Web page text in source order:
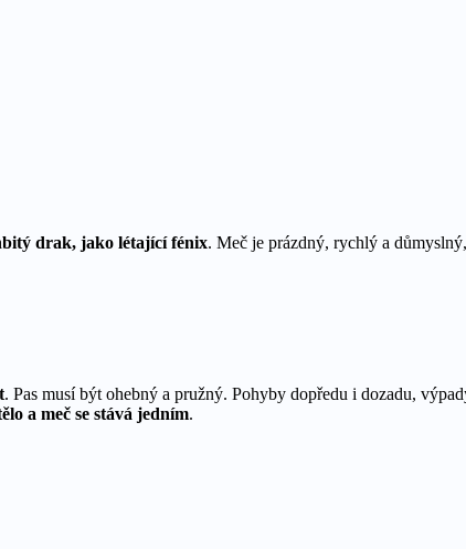
drak, jako létající fénix. Meč je prázdný, rychlý a
. Pas musí být ohebný a pružný. Pohyby dopředu i dozadu,
a meč se stává jedním.